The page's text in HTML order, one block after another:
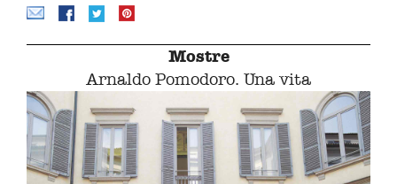
Mostre
Arnaldo Pomodoro. Una vita